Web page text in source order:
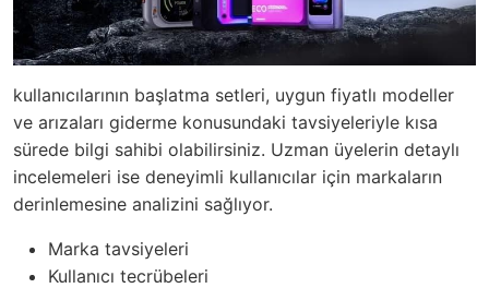
kullanıcılarının başlatma setleri, uygun fiyatlı modeller
ve arızaları giderme konusundaki tavsiyeleriyle kısa
sürede bilgi sahibi olabilirsiniz. Uzman üyelerin detaylı
incelemeleri ise deneyimli kullanıcılar için markaların
derinlemesine analizini sağlıyor.
Marka tavsiyeleri
Kullanıcı tecrübeleri